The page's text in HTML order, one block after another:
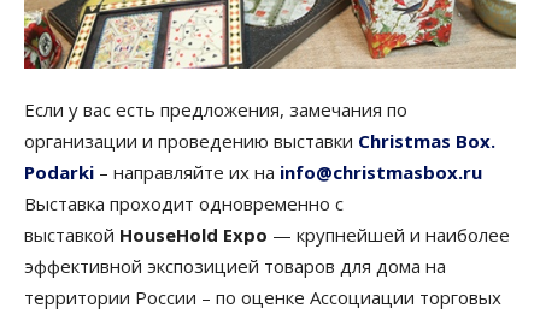
Если у вас есть предложения, замечания по
организации и проведению выставки Christmas Box.
Podarki – направляйте их на info@christmasbox.ru
Выставка проходит одновременно с
выставкой HouseHold Expo — крупнейшей и наиболее
эффективной экспозицией товаров для дома на
территории России – по оценке Ассоциации торговых